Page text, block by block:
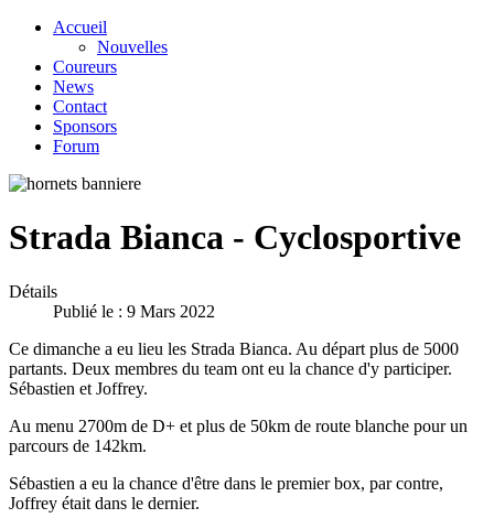
Accueil
Nouvelles
Coureurs
News
Contact
Sponsors
Forum
Strada Bianca - Cyclosportive
Détails
Publié le : 9 Mars 2022
Ce dimanche a eu lieu les Strada Bianca. Au départ plus de 5000
partants. Deux membres du team ont eu la chance d'y participer.
Sébastien et Joffrey.
Au menu 2700m de D+ et plus de 50km de route blanche pour un
parcours de 142km.
Sébastien a eu la chance d'être dans le premier box, par contre,
Joffrey était dans le dernier.